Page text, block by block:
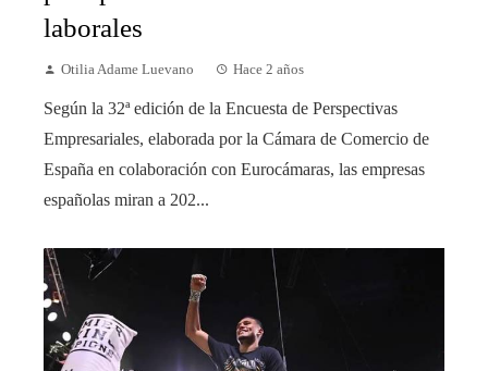
laborales
Otilia Adame Luevano Hace 2 años
Según la 32ª edición de la Encuesta de Perspectivas
Empresariales, elaborada por la Cámara de Comercio de
España en colaboración con Eurocámaras, las empresas
españolas miran a 202...